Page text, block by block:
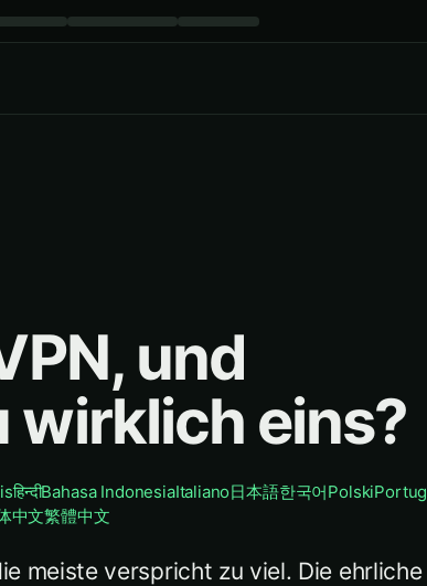
und
wirklich eins?
हिन्दीBahasa IndonesiaItaliano日本語한국어Polski
中文繁體中文
meiste verspricht zu viel. Die ehrliche